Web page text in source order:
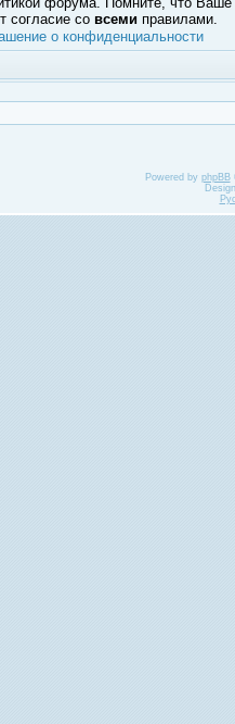
согласие со всеми правилами.
о конфиденциальности
Powered by phpBB